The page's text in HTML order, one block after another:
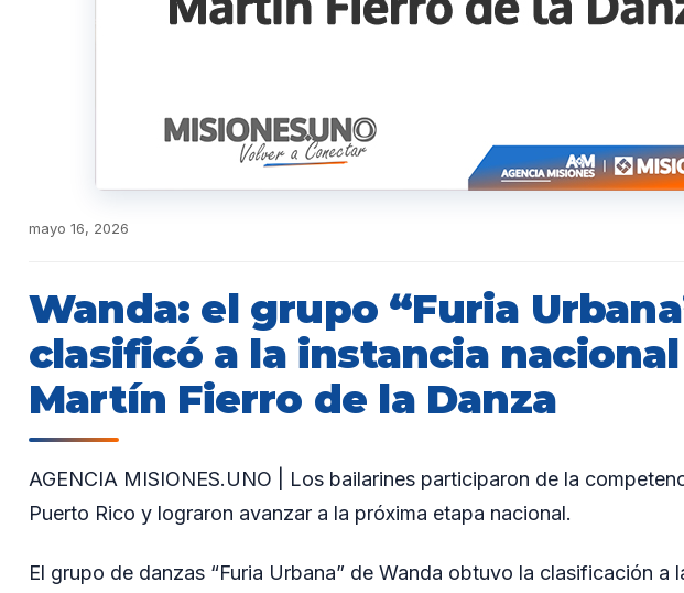
mayo 16, 2026
Wanda: el grupo “Furia
clasificó a la instancia
Martín Fierro de la Danza
AGENCIA MISIONES.UNO | Los bailarines participaron de la
Puerto Rico y lograron avanzar a la próxima etapa nacional.
El grupo de danzas “Furia Urbana” de Wanda obtuvo la clasificación a